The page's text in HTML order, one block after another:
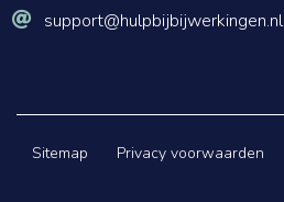
support@hulpbijbijwerkingen.nl
Sitemap Privacy voorwaarden